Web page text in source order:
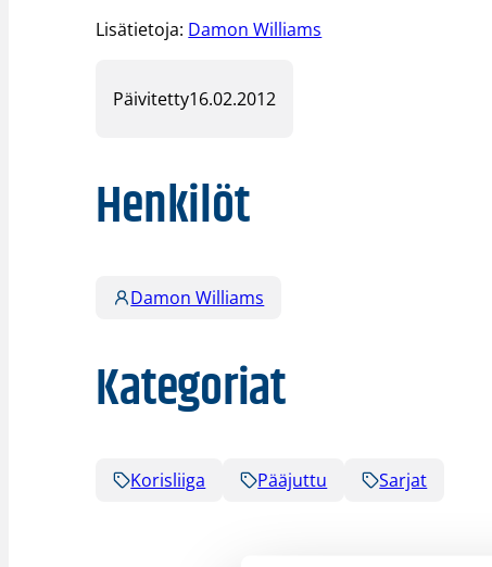
Lisätietoja: Damon Williams
Päivitetty16.02.2012
Henkilöt
Damon Williams
Kategoriat
Korisliiga Pääjuttu Sarjat